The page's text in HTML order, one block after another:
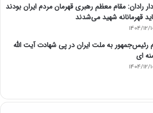
رادان: مقام معظم رهبری قهرمان مردم ایران بودند
قهرمانانه شهید می‌شدند
1404/12/
رئیس‌جمهور به ملت ایران در پی شهادت آیت الله
ای
1404/12/